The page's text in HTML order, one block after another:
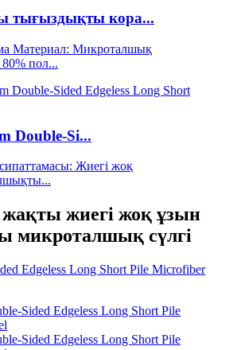
тығыздықты кора...
Материал: Микроталшық
пол...
Double-Si...
Жиегі жоқ
жиегі жоқ ұзын
микроталшық сүлгі